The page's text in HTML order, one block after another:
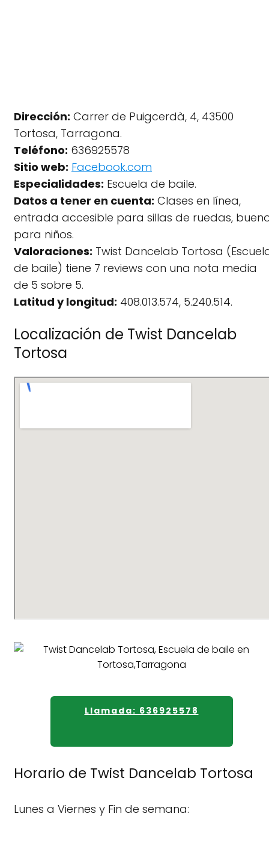
Dirección: Carrer de Puigcerdà, 4, 43500
Tortosa, Tarragona.
Teléfono: 636925578
Sitio web: Facebook.com
Especialidades: Escuela de baile.
Datos a tener en cuenta: Clases en línea,
entrada accesible para sillas de ruedas,
para niños.
Valoraciones: Twist Dancelab Tortosa
de baile) tiene 7 reviews con una nota media
de 5 sobre 5.
Latitud y longitud: 408.013.574, 5.240.514.
Localización de Twist Dancelab
Tortosa
Llamada: 636925578
Horario de Twist Dancelab Tortosa
Lunes a Viernes y Fin de semana: